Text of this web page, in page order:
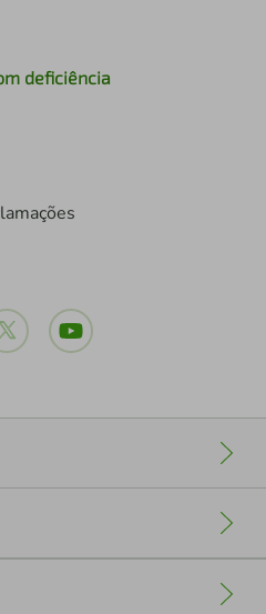
deficiência